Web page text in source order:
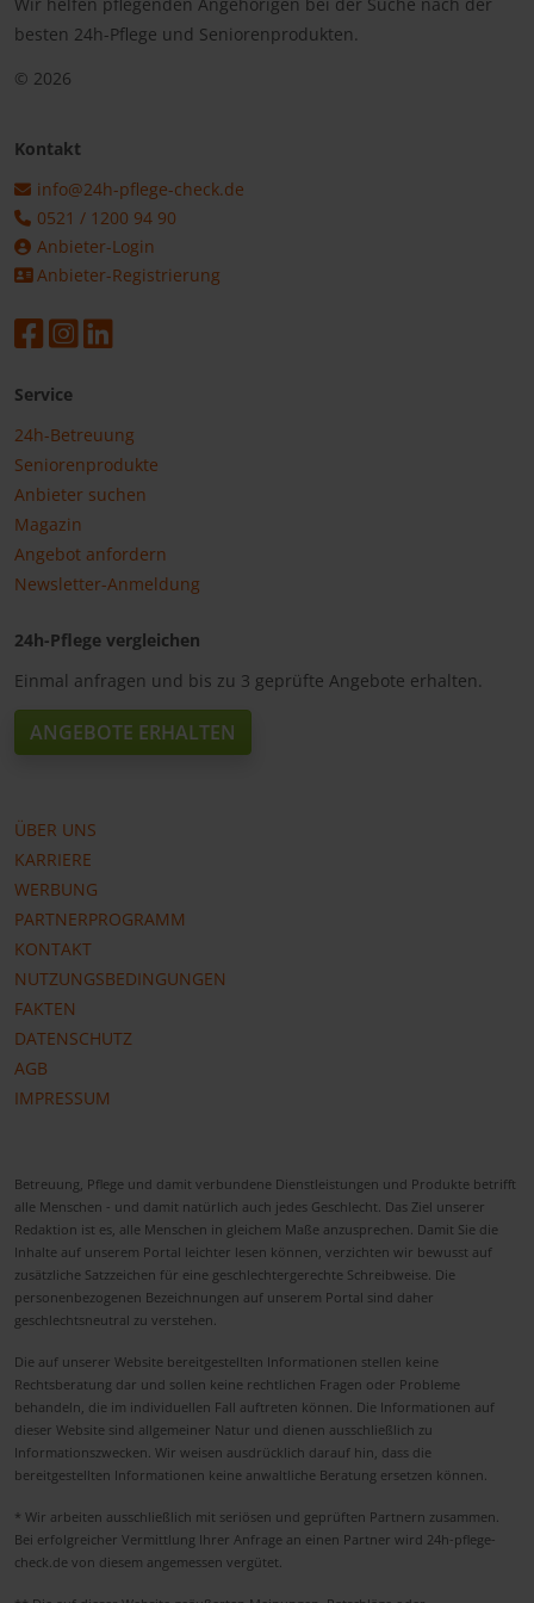
besten 24h-Pflege und Seniorenprodukten.
© 2026
Kontakt
info@24h-pflege-check.de
0521 / 1200 94 90
Anbieter-Login
Anbieter-Registrierung
Service
24h-Betreuung
Seniorenprodukte
Anbieter suchen
Magazin
Angebot anfordern
Newsletter-Anmeldung
24h-Pflege vergleichen
Einmal anfragen und bis zu 3 geprüfte Angebote erhalten.
ANGEBOTE ERHALTEN
ÜBER UNS
KARRIERE
WERBUNG
PARTNERPROGRAMM
KONTAKT
NUTZUNGSBEDINGUNGEN
FAKTEN
DATENSCHUTZ
AGB
IMPRESSUM
Betreuung, Pflege und damit verbundene Dienstleistungen und Produkte betrifft
alle Menschen - und damit natürlich auch jedes Geschlecht. Das Ziel unserer
Redaktion ist es, alle Menschen in gleichem Maße anzusprechen. Damit Sie die
Inhalte auf unserem Portal leichter lesen können, verzichten wir bewusst auf
zusätzliche Satzzeichen für eine geschlechtergerechte Schreibweise. Die
personenbezogenen Bezeichnungen auf unserem Portal sind daher
geschlechtsneutral zu verstehen.
Die auf unserer Website bereitgestellten Informationen stellen keine
Rechtsberatung dar und sollen keine rechtlichen Fragen oder Probleme
behandeln, die im individuellen Fall auftreten können. Die Informationen auf
dieser Website sind allgemeiner Natur und dienen ausschließlich zu
Informationszwecken. Wir weisen ausdrücklich darauf hin, dass die
bereitgestellten Informationen keine anwaltliche Beratung ersetzen können.
* Wir arbeiten ausschließlich mit seriösen und geprüften Partnern zusammen.
Bei erfolgreicher Vermittlung Ihrer Anfrage an einen Partner wird 24h-pflege-
check.de von diesem angemessen vergütet.